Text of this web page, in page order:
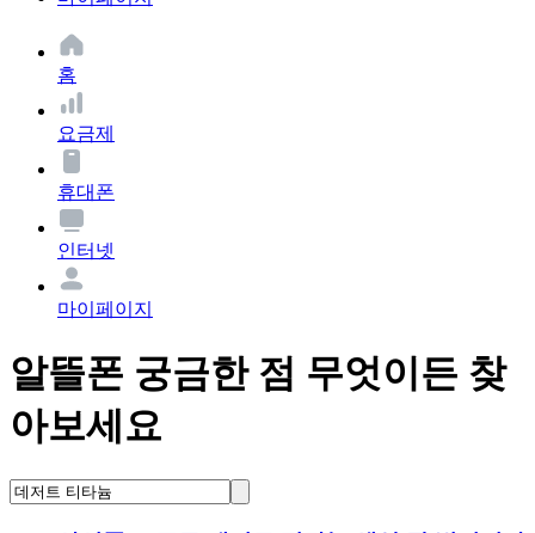
홈
요금제
휴대폰
인터넷
마이페이지
알뜰폰 궁금한 점 무엇이든 찾
아보세요